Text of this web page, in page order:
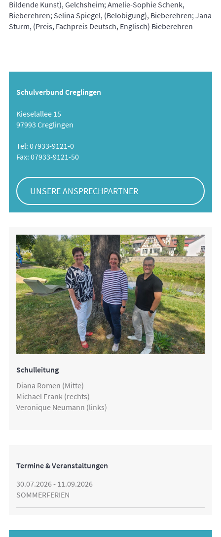
Bildende Kunst), Gelchsheim; Amelie-Sophie Schenk,
Bieberehren; Selina Spiegel, (Belobigung), Bieberehren; Jana
Sturm, (Preis, Fachpreis Deutsch, Englisch) Bieberehren
Schulverbund Creglingen
Kieselallee 15
97993 Creglingen
Tel: 07933-9121-0
Fax: 07933-9121-50
UNSERE ANSPRECHPARTNER
Schulleitung
Diana Romen (Mitte)
Michael Frank (rechts)
Veronique Neumann (links)
Termine & Veranstaltungen
30.07.2026 - 11.09.2026
SOMMERFERIEN